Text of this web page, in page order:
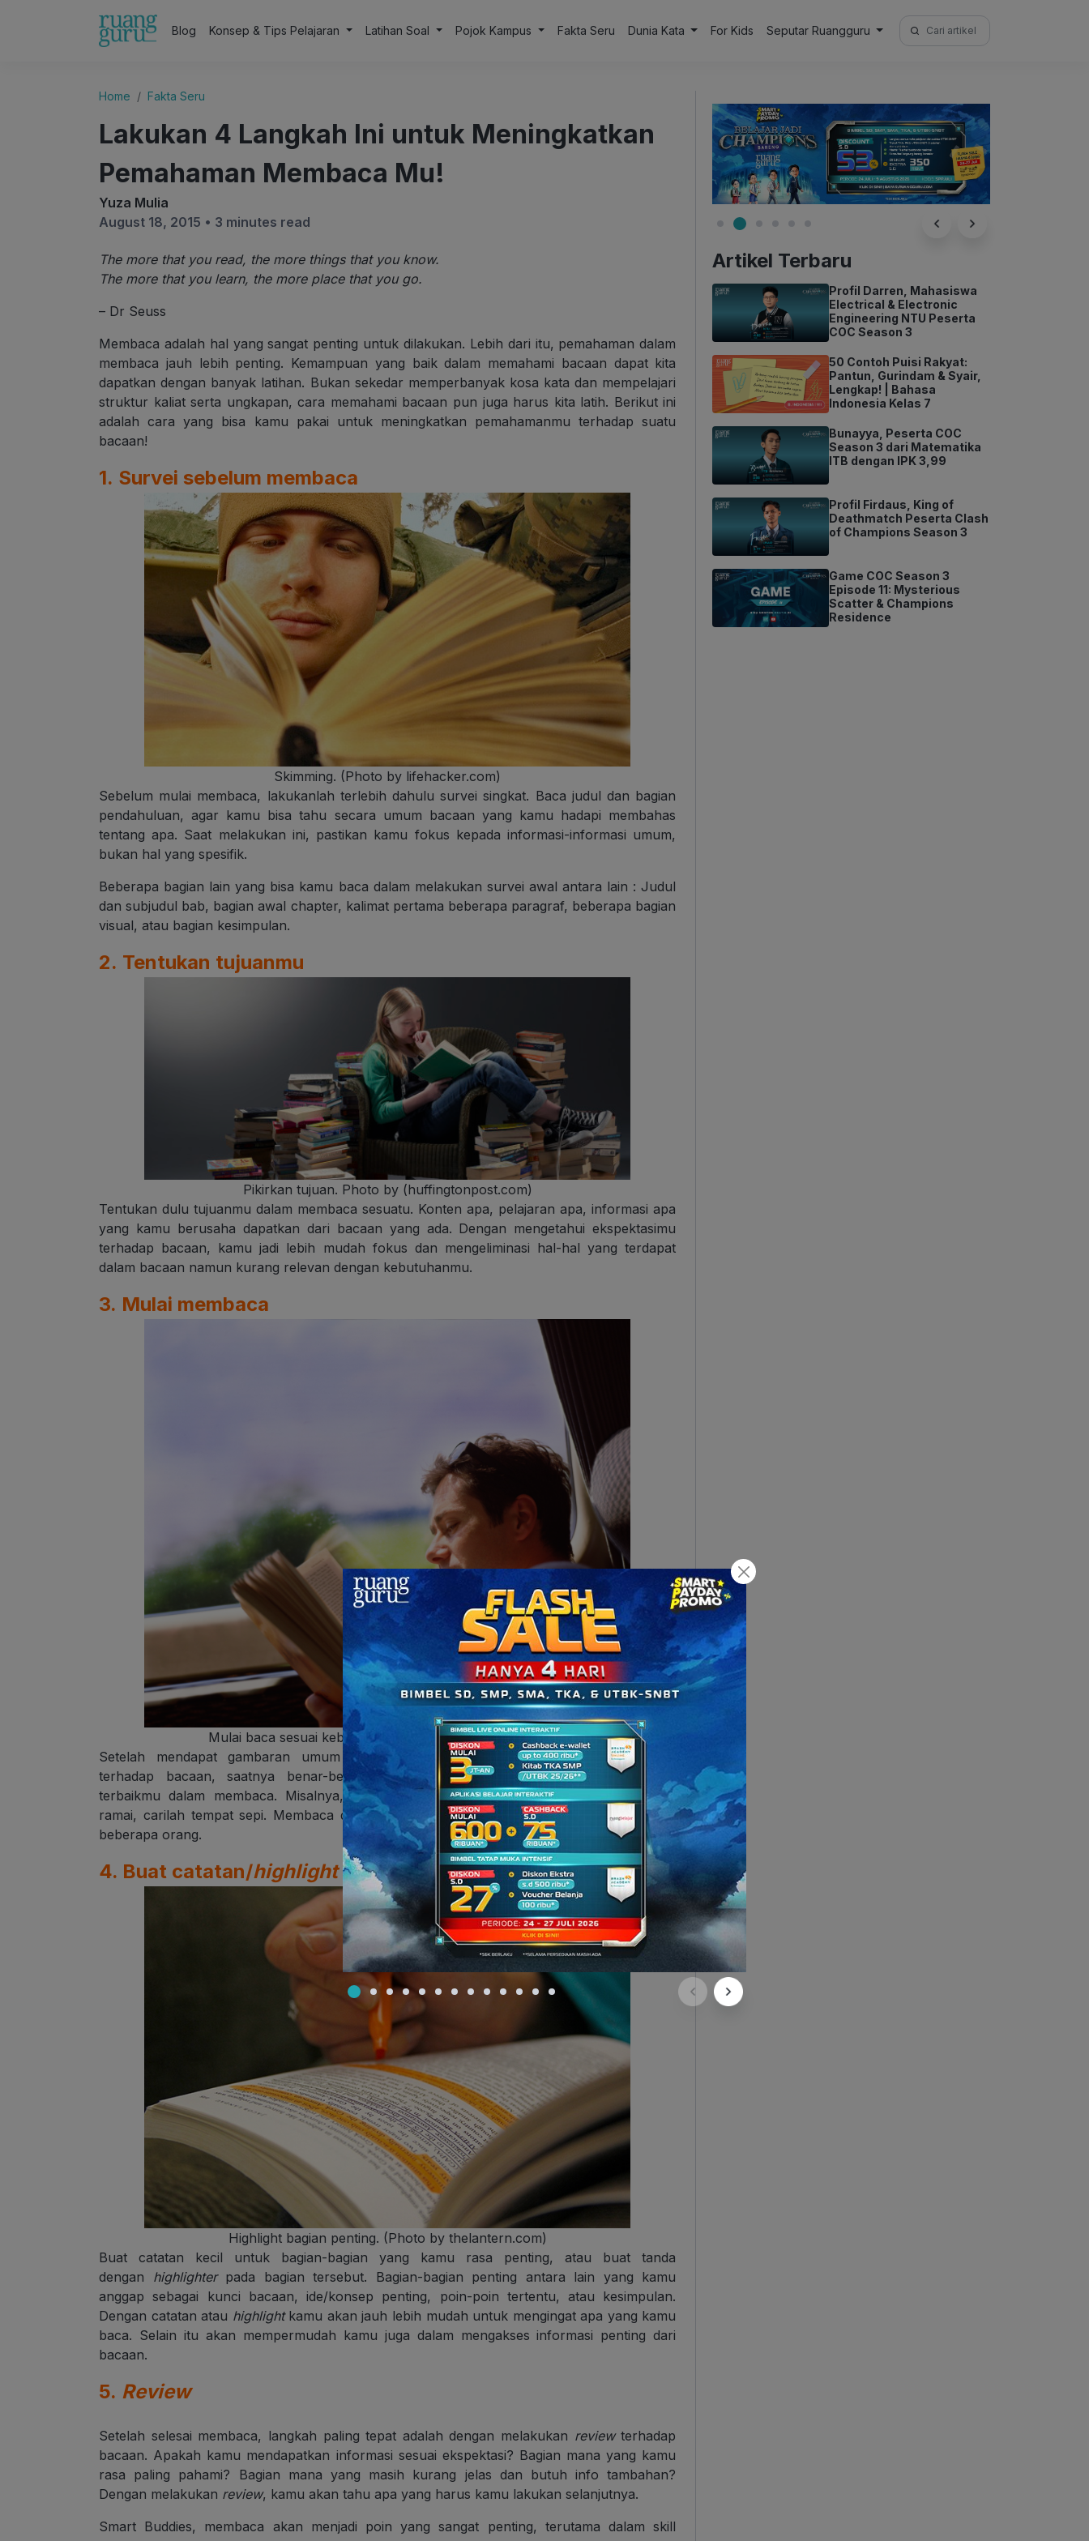
Blog Konsep & Tips Pelajaran Latihan Soal Pojok Kampus Fakta Seru Dunia Kata For Kids Seputar Ruangguru
Search
for:
Home Fakta Seru
Lakukan 4 Langkah Ini untuk Meningkatkan
Pemahaman Membaca Mu!
Yuza Mulia
August 18, 2015 • 3 minutes read
The more that you read, the more things that you know.
The more that you learn, the more place that you go.
– Dr Seuss
Membaca adalah hal yang sangat penting untuk dilakukan. Lebih dari itu, pemahaman dalam
membaca jauh lebih penting. Kemampuan yang baik dalam memahami bacaan dapat kita
dapatkan dengan banyak latihan. Bukan sekedar memperbanyak kosa kata dan mempelajari
struktur kaliat serta ungkapan, cara memahami bacaan pun juga harus kita latih. Berikut ini
adalah cara yang bisa kamu pakai untuk meningkatkan pemahamanmu terhadap suatu
bacaan!
1. Survei sebelum membaca
Skimming. (Photo by lifehacker.com)
Sebelum mulai membaca, lakukanlah terlebih dahulu survei singkat. Baca judul dan bagian
pendahuluan, agar kamu bisa tahu secara umum bacaan yang kamu hadapi membahas
tentang apa. Saat melakukan ini, pastikan kamu fokus kepada informasi-informasi umum,
bukan hal yang spesifik.
Beberapa bagian lain yang bisa kamu baca dalam melakukan survei awal antara lain : Judul
dan subjudul bab, bagian awal chapter, kalimat pertama beberapa paragraf, beberapa bagian
visual, atau bagian kesimpulan.
2. Tentukan tujuanmu
Pikirkan tujuan. Photo by (huffingtonpost.com)
Tentukan dulu tujuanmu dalam membaca sesuatu. Konten apa, pelajaran apa, informasi apa
yang kamu berusaha dapatkan dari bacaan yang ada. Dengan mengetahui ekspektasimu
terhadap bacaan, kamu jadi lebih mudah fokus dan mengeliminasi hal-hal yang terdapat
dalam bacaan namun kurang relevan dengan kebutuhanmu.
3. Mulai membaca
Mulai baca sesuai kebiasaanmu. (Photo by playbuzz.com)
Setelah mendapat gambaran umum tentang bacaan, serta mengetahui ekspektasimu
terhadap bacaan, saatnya benar-benar mulai membaca. Bacalah dengan kebiasaan
terbaikmu dalam membaca. Misalnya, kalau kamu bermasalah dengan lingkungan yang
ramai, carilah tempat sepi. Membaca dengan bersuara juga akan sangat membantu untuk
beberapa orang.
4. Buat catatan/highlightbagian penting
Highlight bagian penting. (Photo by thelantern.com)
Buat catatan kecil untuk bagian-bagian yang kamu rasa penting, atau buat tanda
dengan highlighterpada bagian tersebut. Bagian-bagian penting antara lain yang kamu
anggap sebagai kunci bacaan, ide/konsep penting, poin-poin tertentu, atau kesimpulan.
Dengan catatan atau highlightkamu akan jauh lebih mudah untuk mengingat apa yang kamu
baca. Selain itu akan mempermudah kamu juga dalam mengakses informasi penting dari
bacaan.
5. Review
Setelah selesai membaca, langkah paling tepat adalah dengan melakukan reviewterhadap
bacaan. Apakah kamu mendapatkan informasi sesuai ekspektasi? Bagian mana yang kamu
rasa paling pahami? Bagian mana yang masih kurang jelas dan butuh info tambahan?
Dengan melakukan review, kamu akan tahu apa yang harus kamu lakukan selanjutnya.
Smart Buddies, membaca akan menjadi poin yang sangat penting, terutama dalam skill
Artikel Terbaru
Profil Darren, Mahasiswa
Electrical & Electronic
Engineering NTU Peserta
COC Season 3
50 Contoh Puisi Rakyat:
Pantun, Gurindam & Syair,
Lengkap! | Bahasa
Indonesia Kelas 7
Bunayya, Peserta COC
Season 3 dari Matematika
ITB dengan IPK 3,99
Profil Firdaus, King of
Deathmatch Peserta Clash
of Champions Season 3
Game COC Season 3
Episode 11: Mysterious
Scatter & Champions
Residence